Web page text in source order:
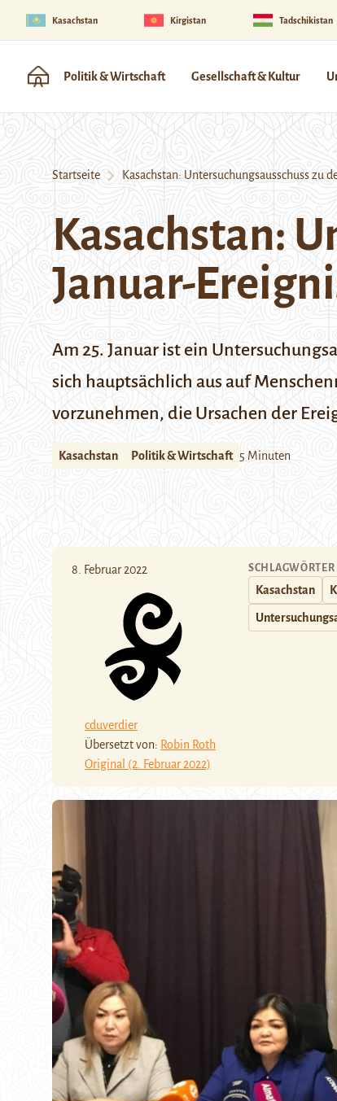
Kasachstan Kirgistan Tadschikistan
Politik & Wirtschaft Gesellschaft & Kultur
Startseite Kasachstan: Untersuchungsausschuss zu
Kasachstan:
Januar-
Am 25. Januar ist ein
sich hauptsächlich aus auf
vorzunehmen, die Ursachen der
Kasachstan Politik & Wirtschaft 5 Minuten
8. Februar 2022
cduverdier
Übersetzt von: Robin Roth
Original (2. Februar 2022)
SCHLAGWÖRTER
Kasachstan